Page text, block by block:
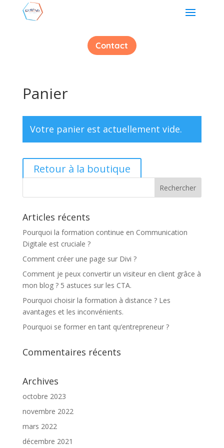
Contact
Panier
Votre panier est actuellement vide.
Retour à la boutique
Articles récents
Pourquoi la formation continue en Communication
Digitale est cruciale ?
Comment créer une page sur Divi ?
Comment je peux convertir un visiteur en client grâce à
mon blog ? 5 astuces sur les CTA.
Pourquoi choisir la formation à distance ? Les
avantages et les inconvénients.
Pourquoi se former en tant qu’entrepreneur ?
Commentaires récents
Archives
octobre 2023
novembre 2022
mars 2022
décembre 2021